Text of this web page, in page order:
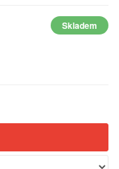
Skladem